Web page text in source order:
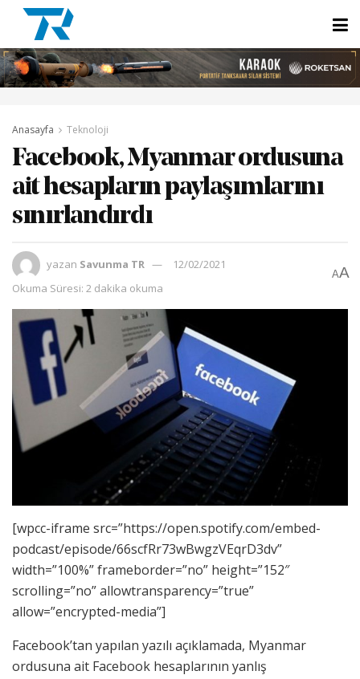
Anasayfa Teknoloji
Facebook, Myanmar ordusuna
ait hesapların paylaşımlarını
sınırlandırdı
yazan Savunma TR
12/02/2021
Okuma Süresi: 2 dakika okuma
AA
[wpcc-iframe src=”https://open.spotify.com/embed-
podcast/episode/66scfRr73wBwgzVEqrD3dv”
width=”100%” frameborder=”no” height=”152″
scrolling=”no” allowtransparency=”true”
allow=”encrypted-media”]
Facebook’tan yapılan yazılı açıklamada, Myanmar
ordusuna ait Facebook hesaplarının yanlış